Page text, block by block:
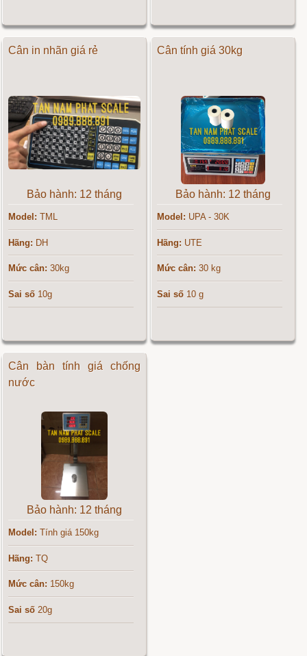
Cân in nhãn giá rẻ
Bảo hành: 12 tháng
Model: TML
Hãng: DH
Mức cân: 30kg
Sai số 10g
Cân tính giá 30kg
Bảo hành: 12 tháng
Model: UPA - 30K
Hãng: UTE
Mức cân: 30 kg
Sai số 10 g
Cân bàn tính giá chống
nước
Bảo hành: 12 tháng
Model: Tính giá 150kg
Hãng: TQ
Mức cân: 150kg
Sai số 20g